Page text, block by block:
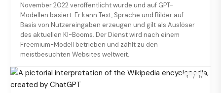
November 2022 veröffentlicht wurde und auf GPT-
Modellen basiert. Er kann Text, Sprache und Bilder auf
Basis von Nutzereingaben erzeugen und gilt als Auslöser
des aktuellen KI-Booms. Der Dienst wird nach einem
Freemium-Modell betrieben und zählt zu den
meistbesuchten Websites weltweit.
1 / 5